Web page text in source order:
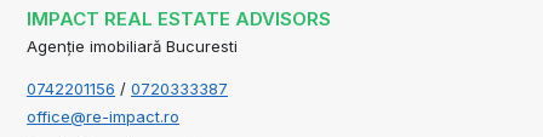
IMPACT REAL ESTATE ADVISORS
Agenție imobiliară Bucuresti
0742201156 / 0720333387
office@re-impact.ro